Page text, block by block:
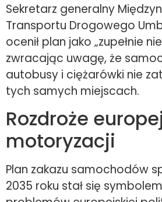
Sekretarz generalny
Transportu Drogowego
ocenił plan jako „zupełnie
zwracając uwagę, że
autobusy i ciężarówki nie
tych samych miejscach.
Rozdroże
motoryzacji
Plan zakazu samochodów
2035 roku stał się